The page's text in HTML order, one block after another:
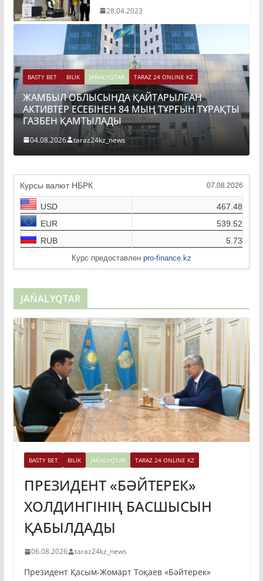
28.04.2023
BASTY BET BILİK JAŃALYQTAR TARAZ 24 ONLINE KZ
ЖАМБЫЛ ОБЛЫСЫНДА ҚАЙТАРЫЛҒАН
АКТИВТЕР ЕСЕБІНЕН 84 МЫҢ ТҰРҒЫН ТҰРАҚТЫ
ГАЗБЕН ҚАМТЫЛАДЫ
04.08.2026 taraz24kz_news
Курсы валют НБРК 07.08.2026
USD
467.48
EUR
539.52
RUB
5.73
Курс предоставлен pro-finance.kz
JAŃALYQTAR
BASTY BET BILİK JAŃALYQTAR TARAZ 24 ONLINE KZ
ПРЕЗИДЕНТ «БӘЙТЕРЕК»
ХОЛДИНГІНІҢ БАСШЫСЫН
ҚАБЫЛДАДЫ
06.08.2026 taraz24kz_news
Президент Қасым-Жомарт Тоқаев «Бәйтерек»